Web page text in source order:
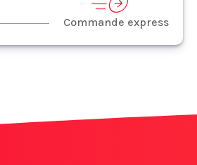
Commande express